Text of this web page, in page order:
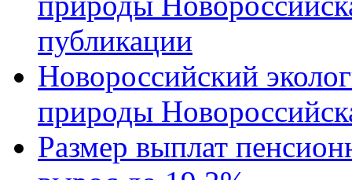
публикации
Новороссийский
природы
Размер выплат